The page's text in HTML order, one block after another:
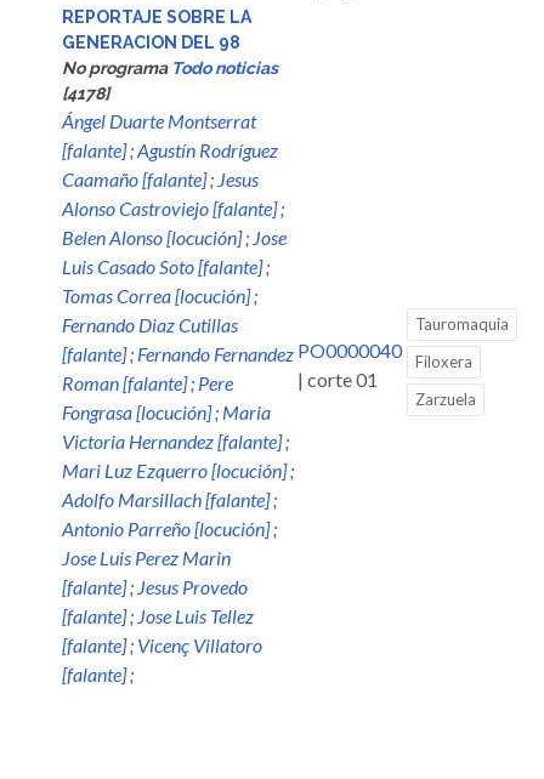
REPORTAJE SOBRE LA
GENERACION DEL 98
No programa Todo noticias
[4178]
Ángel Duarte Montserrat
[falante];Agustín Rodríguez
Caamaño [falante]; Jesus
Alonso Castroviejo [falante];
Belen Alonso [locución]; Jose
Luis Casado Soto [falante];
Tomas Correa [locución];
Fernando Diaz Cutillas
[falante]; Fernando Fernandez
Roman [falante]; Pere
Fongrasa [locución]; Maria
Victoria Hernandez [falante];
Mari Luz Ezquerro [locución];
Adolfo Marsillach [falante];
Antonio Parreño [locución];
Jose Luis Perez Marin
[falante]; Jesus Provedo
[falante]; Jose Luis Tellez
[falante]; Vicenç Villatoro
[falante];
PO0000040
| corte 01
Tauromaquia
Filoxera
Zarzuela